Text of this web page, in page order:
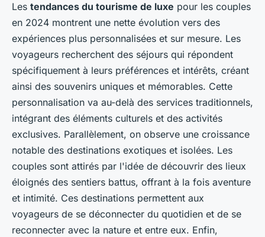
Les tendances du tourisme de luxe pour les couples
en 2024 montrent une nette évolution vers des
expériences plus personnalisées et sur mesure. Les
voyageurs recherchent des séjours qui répondent
spécifiquement à leurs préférences et intérêts, créant
ainsi des souvenirs uniques et mémorables. Cette
personnalisation va au-delà des services traditionnels,
intégrant des éléments culturels et des activités
exclusives. Parallèlement, on observe une croissance
notable des destinations exotiques et isolées. Les
couples sont attirés par l'idée de découvrir des lieux
éloignés des sentiers battus, offrant à la fois aventure
et intimité. Ces destinations permettent aux
voyageurs de se déconnecter du quotidien et de se
reconnecter avec la nature et entre eux. Enfin,